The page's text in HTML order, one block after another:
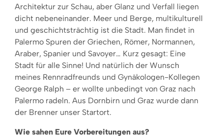
Architektur zur Schau, aber Glanz und Verfall liegen
dicht nebeneinander. Meer und Berge, multikulturell
und geschichtsträchtig ist die Stadt. Man findet in
Palermo Spuren der Griechen, Römer, Normannen,
Araber, Spanier und Savoyer… Kurz gesagt: Eine
Stadt für alle Sinne! Und natürlich der Wunsch
meines Rennradfreunds und Gynäkologen-Kollegen
George Ralph – er wollte unbedingt von Graz nach
Palermo radeln. Aus Dornbirn und Graz wurde dann
der Brenner unser Startort.
Wie sahen Eure Vorbereitungen aus?